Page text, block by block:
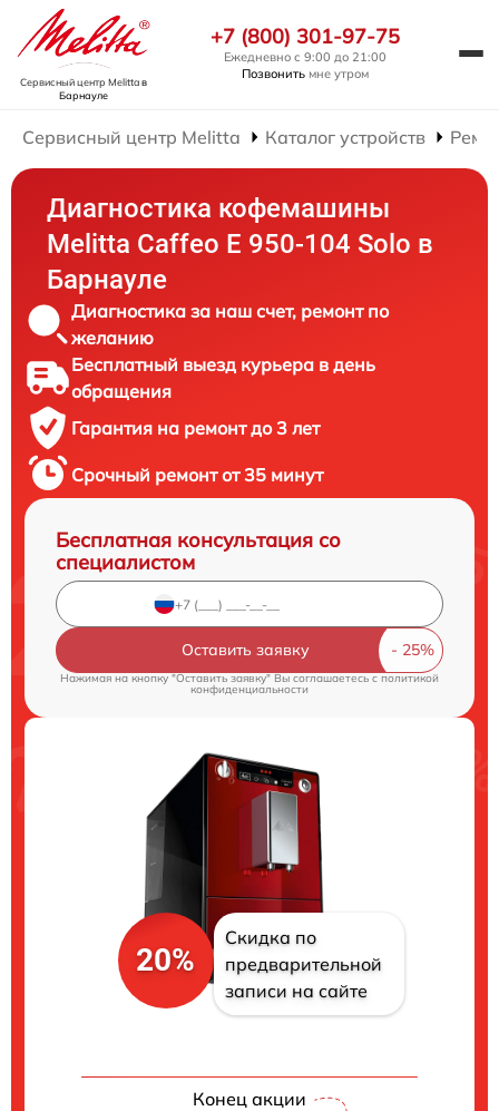
Сервисный центр Melittaв
Барнауле
+7 (800) 301-97-75
Ежедневно с 9:00 до 21:00
Позвонить мне утром
Сервисный центр Melitta Каталог устройств
Диагностика кофемашины
Melitta Caffeo E 950-104 Solo в
Барнауле
Диагностика за наш счет, ремонт по
желанию
Бесплатный выезд курьера в день
обращения
Гарантия на ремонт до 3 лет
Срочный ремонт от 35 минут
Бесплатная консультация со
специалистом
Оставить заявку
Нажимая на кнопку "Оставить заявку" Вы соглашаетесь cполитикой
конфиденциальности
20%
Скидка по
предварительной
записи на сайте
Конец акции